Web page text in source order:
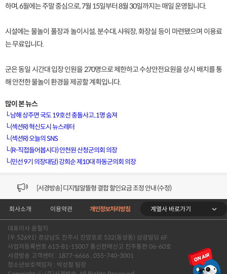
하며, 6월에는 주말 중심으로, 7월 15일부터 8월 30일까지는 매일 운영됩니다.
시설에는 물놀이 풀장과 놀이시설, 분수대, 샤워장, 화장실 등이 마련됐으며 이용료
는 무료입니다.
군은 동일 시간대 입장 인원을 270명으로 제한하고 수상안전요원을 상시 배치를 통
해 안전한 물놀이 환경을 제공할 계획입니다.
많이 본 뉴스
└남해 상주면 국도 19호선 충돌사고..1명 숨져
└(섹션R) 혁신도시 뉴스레터
└(섹션R) 오늘의 SNS
└(R-직접들어봅시다) 안천원 산청군의회 의장
└(민선 9기 의장대담) 강희순 제10대 하동군의회 의장
[VOD공지] 청춘초이스 이용금액 변경 안내
[서경방송] 일부 채널편성 변경 안내의 건 (7/22)
[서경방송] 디지털알뜰형 결합 할인요금 조정 안내 (수정)
[공지] 개인정보처리방침 (Ver2.15) 개정의 건 (7/1)
[서경방송] 일부 채널편성 변경 안내의 건 (7/1)
[VOD공지] 청춘초이스 이용금액 변경 안내
회사소개 이용약관 개인정보처리방침 계열사 바로가기
대표이사 윤철지
(우 52691) 경상남도 진주시 진양호로 532(동성동) 삼광빌딩 6F
사업자등록번호 613-81-15007 통신판매신고 진주통판 06-60호
서경방송 고객센터 : 1877-6666 , 055-740-3001
청소년보호책임자 : 박성철 팀장